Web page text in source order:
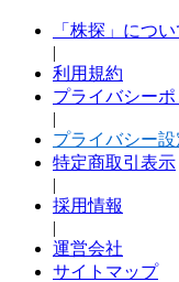
「株探」につい
|
利用規約
プライバシー
|
プライバシー設
特定商取引表示
|
採用情報
|
運営会社
サイトマップ